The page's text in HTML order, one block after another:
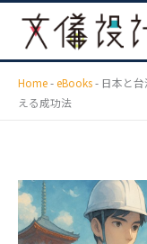
を
Home-eBooks- 日本と
える成功法